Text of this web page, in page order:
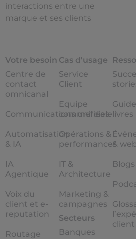
interactions entre une
marque et ses clients
Votre besoin
Centre de
contact
omnicanal
Communications unifiées
Automatisation
& IA
IA
Agentique
Voix du
client et e-
reputation
Routage
Cas d'usage
Service
Client
Equipe
commerciale
Opérations &
performances
IT &
Architecture
Marketing &
campagnes
Secteurs
Banques
&
Blogs
client